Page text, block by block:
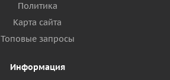
Политика
Карта сайта
Топовые запросы
Информация